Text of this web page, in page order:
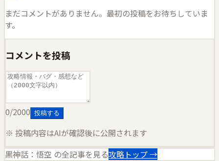
まだコメントがありません。最初の投稿をお待ちしていま
す。
コメントを投稿
0/2000 投稿する
※ 投稿内容はAIが確認後に公開されます
黒神話：悟空 の全記事を見る攻略トップ →